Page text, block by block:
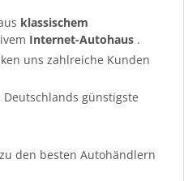
klassischem
Internet-Autohaus .
uns zahlreiche Kunden
günstigste
den besten Autohändlern